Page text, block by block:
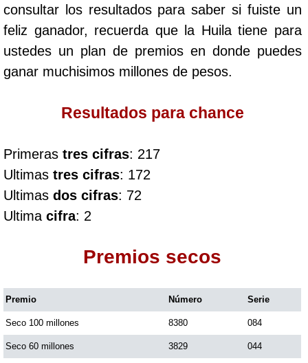
Caribeña Día
Caribeña Noche
Culona día
Culona noche
Dorado Mañana
Dorado Noche
consultar los resultados para saber si fuiste un
feliz ganador, recuerda que la Huila tiene para
ustedes un plan de premios en donde puedes
ganar muchisimos millones de pesos.
Resultados para chance
Primeras tres cifras: 217
Ultimas tres cifras: 172
Ultimas dos cifras: 72
Ultima cifra: 2
Premios secos
Premio Número Serie
Seco 100 millones 8380 084
Seco 60 millones 3829 044